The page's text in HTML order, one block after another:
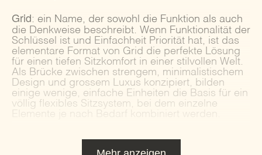
Grid: ein Name, der sowohl die Funktion als auch
die Denkweise beschreibt. Wenn Funktionalität der
Schlüssel ist und Einfachheit Priorität hat, ist das
elementare Format von Grid die perfekte Lösung
für einen tiefen Sitzkomfort in einer stilvollen Welt.
Als Brücke zwischen strengem, minimalistischem
Design und grossem Luxus konzipiert, bilden
einige wenige, einfache Einheiten die Basis für ein
völlig flexibles Sitzsystem, bei dem einzelne